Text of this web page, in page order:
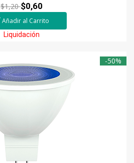
$1,20$0,60
Añadir al Carrito
Liquidación
-50%